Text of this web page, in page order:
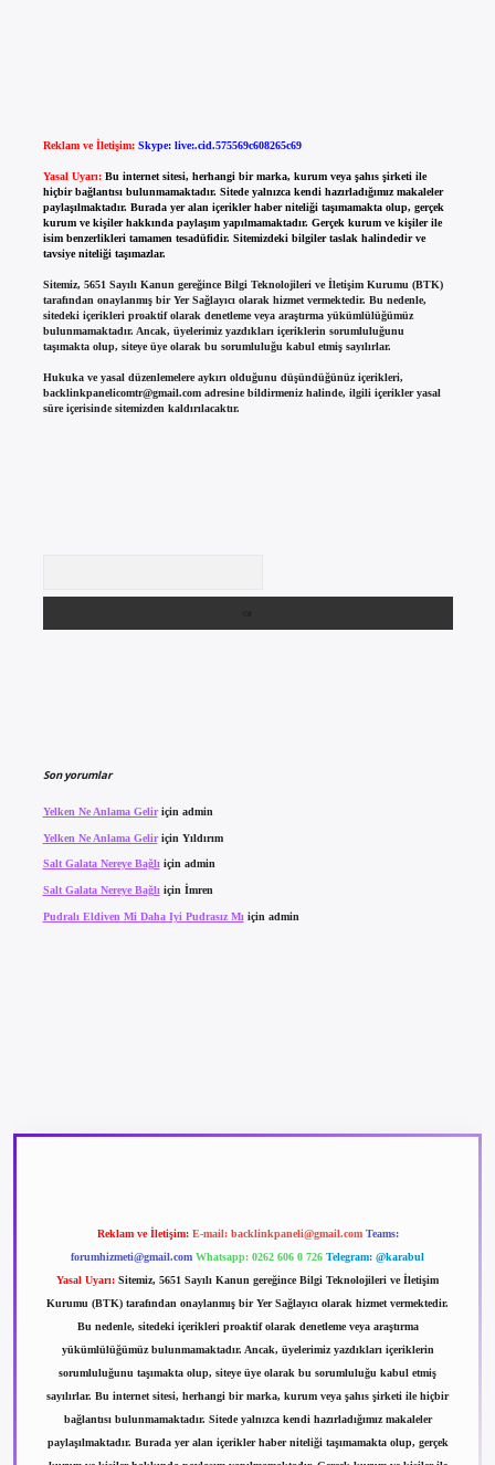
Reklam ve İletişim: Skype: live:.cid.575569c608265c69
Yasal Uyarı: Bu internet sitesi, herhangi bir marka, kurum veya şahıs şirketi ile
hiçbir bağlantısı bulunmamaktadır. Sitede yalnızca kendi hazırladığımız makaleler
paylaşılmaktadır. Burada yer alan içerikler haber niteliği taşımamakta olup, gerçek
kurum ve kişiler hakkında paylaşım yapılmamaktadır. Gerçek kurum ve kişiler ile
isim benzerlikleri tamamen tesadüfidir. Sitemizdeki bilgiler taslak halindedir ve
tavsiye niteliği taşımazlar.
Sitemiz, 5651 Sayılı Kanun gereğince Bilgi Teknolojileri ve İletişim Kurumu (BTK)
tarafından onaylanmış bir Yer Sağlayıcı olarak hizmet vermektedir. Bu nedenle,
sitedeki içerikleri proaktif olarak denetleme veya araştırma yükümlülüğümüz
bulunmamaktadır. Ancak, üyelerimiz yazdıkları içeriklerin sorumluluğunu
taşımakta olup, siteye üye olarak bu sorumluluğu kabul etmiş sayılırlar.
Hukuka ve yasal düzenlemelere aykırı olduğunu düşündüğünüz içerikleri,
backlinkpanelicomtr@gmail.comadresine bildirmeniz halinde, ilgili içerikler yasal
süre içerisinde sitemizden kaldırılacaktır.
Son yorumlar
Yelken Ne Anlama Geliriçin admin
Yelken Ne Anlama Geliriçin Yıldırım
Salt Galata Nereye Bağlıiçin admin
Salt Galata Nereye Bağlı için İmren
Pudralı Eldiven Mi Daha Iyi Pudrasız Mı için admin
Reklam ve İletişim: E-mail: backlinkpaneli@gmail.com Teams:
forumhizmeti@gmail.com Whatsapp: 0262 606 0 726 Telegram: @karabul
Yasal Uyarı: Sitemiz, 5651 Sayılı Kanun gereğince Bilgi Teknolojileri ve İletişim
Kurumu (BTK) tarafından onaylanmış bir Yer Sağlayıcı olarak hizmet vermektedir.
Bu nedenle, sitedeki içerikleri proaktif olarak denetleme veya araştırma
yükümlülüğümüz bulunmamaktadır. Ancak, üyelerimiz yazdıkları içeriklerin
sorumluluğunu taşımakta olup, siteye üye olarak bu sorumluluğu kabul etmiş
sayılırlar. Bu internet sitesi, herhangi bir marka, kurum veya şahıs şirketi ile hiçbir
bağlantısı bulunmamaktadır. Sitede yalnızca kendi hazırladığımız makaleler
paylaşılmaktadır. Burada yer alan içerikler haber niteliği taşımamakta olup, gerçek